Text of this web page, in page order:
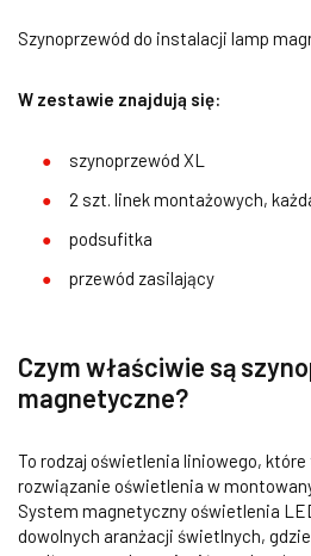
Szynoprzewód do instalacji lamp
W zestawie znajdują się:
szynoprzewód XL
2 szt. linek montażowych,
podsufitka
przewód zasilający
Czym właściwie są
magnetyczne?
To rodzaj oświetlenia liniowego,
rozwiązanie oświetlenia w
System magnetyczny oświetlenia
dowolnych aranżacji świetlnych,